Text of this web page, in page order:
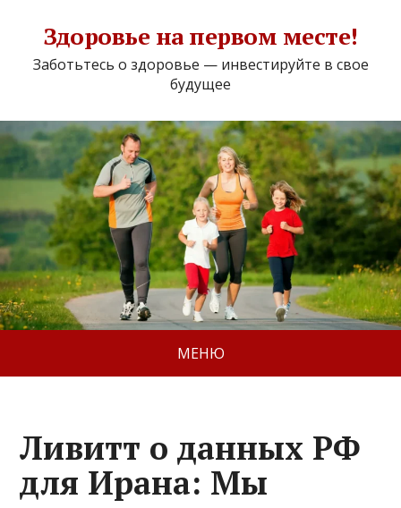
Здоровье на первом месте!
Заботьтесь о здоровье — инвестируйте в свое
будущее
МЕНЮ
Ливитт о данных РФ
для Ирана: Мы